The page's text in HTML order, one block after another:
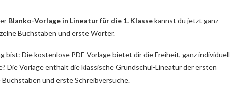
Blanko-Vorlage in Lineatur für die 1. Klassekannst du jetzt ganz
Buchstaben und erste Wörter.
bist: Die kostenlose PDF-Vorlage bietet dir die Freiheit, ganz individuell
Die Vorlage enthält die klassische Grundschul-Lineatur der ersten
und erste Schreibversuche.